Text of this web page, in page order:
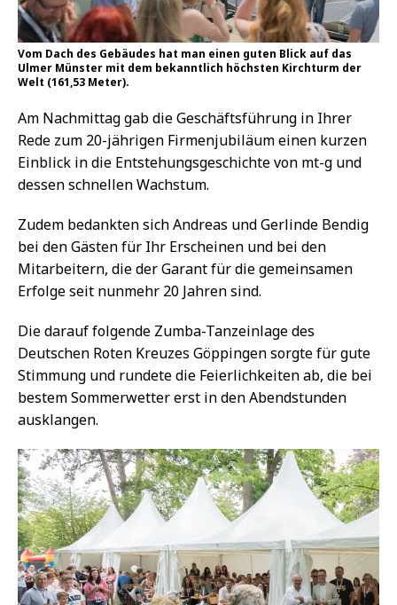
Vom Dach des Gebäudes hat man einen guten Blick auf das
Ulmer Münster mit dem bekanntlich höchsten Kirchturm der
Welt (161,53 Meter).
Am Nachmittag gab die Geschäftsführung in Ihrer
Rede zum 20-jährigen Firmenjubiläum einen kurzen
Einblick in die Entstehungsgeschichte von mt-g und
dessen schnellen Wachstum.
Zudem bedankten sich Andreas und Gerlinde Bendig
bei den Gästen für Ihr Erscheinen und bei den
Mitarbeitern, die der Garant für die gemeinsamen
Erfolge seit nunmehr 20 Jahren sind.
Die darauf folgende Zumba-Tanzeinlage des
Deutschen Roten Kreuzes Göppingen sorgte für gute
Stimmung und rundete die Feierlichkeiten ab, die bei
bestem Sommerwetter erst in den Abendstunden
ausklangen.